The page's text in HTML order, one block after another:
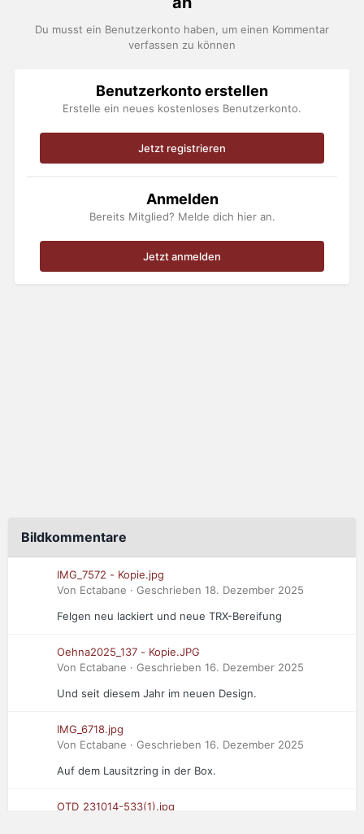
Du musst ein Benutzerkonto haben, um einen Kommentar
verfassen zu können
Benutzerkonto erstellen
Erstelle ein neues kostenloses Benutzerkonto.
Jetzt registrieren
Anmelden
Bereits Mitglied? Melde dich hier an.
Jetzt anmelden
Bildkommentare
IMG_7572 - Kopie.jpg
Von Ectabane · Geschrieben 18. Dezember 2025
Felgen neu lackiert und neue TRX-Bereifung
Oehna2025_137 - Kopie.JPG
Von Ectabane · Geschrieben 16. Dezember 2025
Und seit diesem Jahr im neuen Design.
IMG_6718.jpg
Von Ectabane · Geschrieben 16. Dezember 2025
Auf dem Lausitzring in der Box.
OTD_231014-533(1).jpg